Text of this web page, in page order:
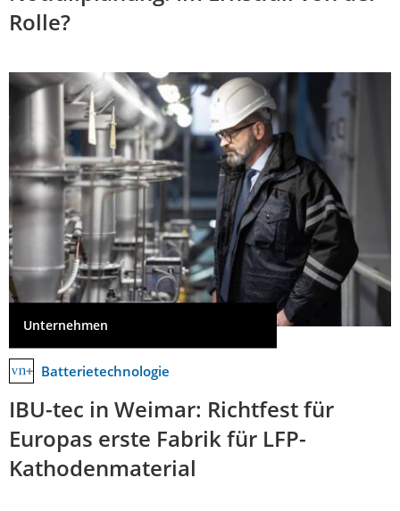
Rolle?
Unternehmen
Batterietechnologie
IBU-tec in Weimar: Richtfest für
Europas erste Fabrik für LFP-
Kathodenmaterial